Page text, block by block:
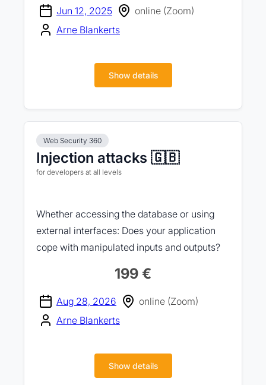
Jun 12, 2025
online (Zoom)
Arne Blankerts
Show details
Web Security 360
Injection attacks 🇬🇧
for developers at all levels
Whether accessing the database or using
external interfaces: Does your application
cope with manipulated inputs and outputs?
199 €
Aug 28, 2026
online (Zoom)
Arne Blankerts
Show details